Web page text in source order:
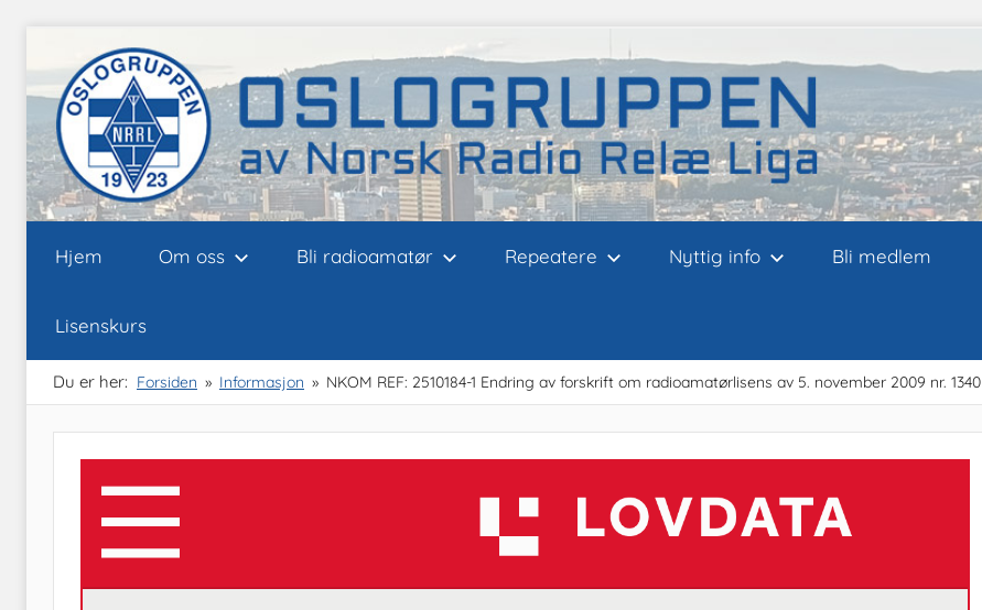
to
content
Oslogruppen
av
NRRL
Hjem Om oss Bli radioamatør Repeatere Nyttig info Bli medlem
Lisenskurs
Du er her: Forsiden Informasjon NKOM REF: 2510184-1 Endring av forskrift om radioamatørlisens av 5. november 2009 nr. 1340